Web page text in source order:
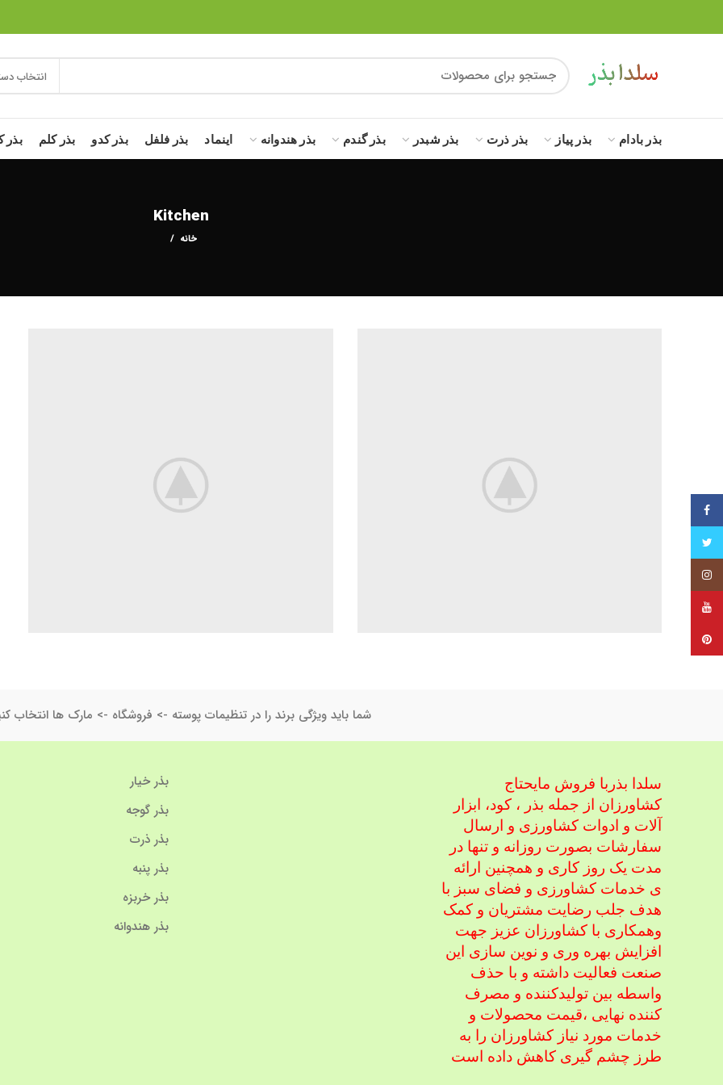
انتخاب
بذر بادام بذر پیاز بذر ذرت بذر شبدر بذر گندم بذر هندوانه اینماد بذر فلفل بذر کدو بذر کلم بذر
Kitchen
خانه
شما باید ویژگی برند را در تنظیمات پوسته -> فروشگاه -> مارک ها انتخاب
سلدا بذربا فروش مایحتاج
کشاورزان از جمله بذر ، کود، ابزار
آلات و ادوات کشاورزی و ارسال
سفارشات بصورت روزانه و تنها در
مدت یک روز کاری و همچنین ارائه
ی خدمات کشاورزی و فضای سبز با
هدف جلب رضایت مشتریان و کمک
وهمکاری با کشاورزان عزیز جهت
افزایش بهره وری و نوین سازی این
صنعت فعالیت داشته و با حذف
واسطه بین تولیدکننده و مصرف
کننده نهایی ،قیمت محصولات و
خدمات مورد نیاز کشاورزان را به
طرز چشم گیری کاهش داده است
بذر خیار
بذر گوجه
بذر ذرت
بذر پنبه
بذر خربزه
بذر هندوانه